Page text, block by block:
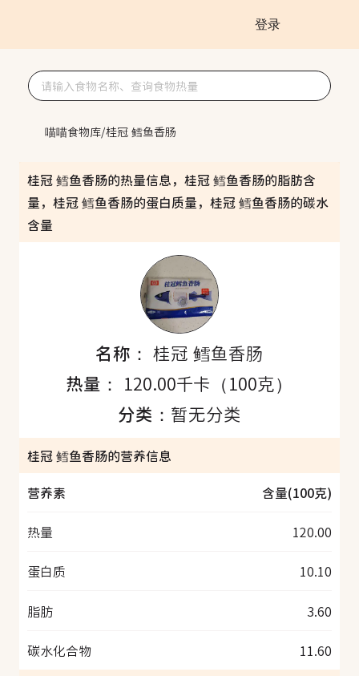
登录
喵喵食物库/桂冠 鳕鱼香肠
桂冠 鳕鱼香肠的热量信息，桂冠 鳕鱼香肠的脂肪含
量，桂冠 鳕鱼香肠的蛋白质量，桂冠 鳕鱼香肠的碳水
含量
名称： 桂冠 鳕鱼香肠
热量： 120.00千卡（100克）
分类： 暂无分类
桂冠 鳕鱼香肠的营养信息
营养素
含量(100克)
热量 120.00
蛋白质 10.10
脂肪 3.60
碳水化合物
11.60